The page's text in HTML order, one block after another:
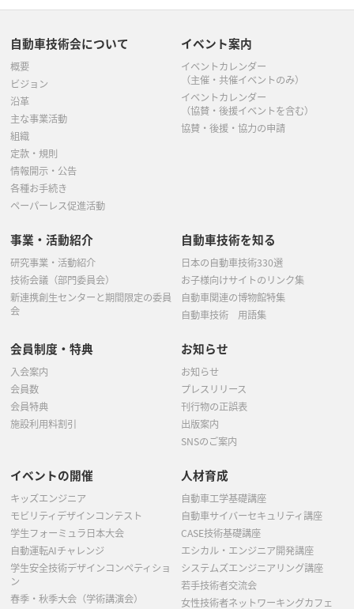
自動車技術会について
概要
ビジョン
沿革
主な事業活動
組織
定款・規則
情報開示・公告
各種お手続き
ペーパーレス促進活動
イベント案内
イベントカレンダー
（主催・共催イベントのみ）
イベントカレンダー
（協賛・後援イベントを含む）
協賛・後援・協力の申請
事業・活動紹介
研究事業・活動紹介
技術会議（部門委員会）
新連携創生センターと期間限定の委員
会
自動車技術を知る
日本の自動車技術330選
お子様向けサイトのリンク集
自動車関連の博物館特集
自動車技術 用語集
会員制度・特典
入会案内
会員数
会員特典
施設利用料割引
お知らせ
お知らせ
プレスリリース
刊行物の正誤表
出版案内
SNSのご案内
イベントの開催
キッズエンジニア
モビリティデザインコンテスト
学生フォーミュラ日本大会
自動運転AIチャレンジ
学生安全技術デザインコンペティショ
ン
春季・秋季大会（学術講演会）
人材育成
自動車工学基礎講座
自動車サイバーセキュリティ講座
CASE技術基礎講座
エシカル・エンジニア開発講座
システムズエンジニアリング講座
若手技術者交流会
女性技術者ネットワーキングカフェ